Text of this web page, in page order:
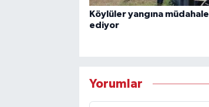
Köylüler yangına müdahale
ediyor
Yorumlar